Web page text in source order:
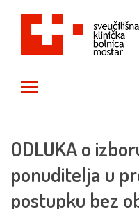
ODLUKA o
ponuditelja u
postupku bez